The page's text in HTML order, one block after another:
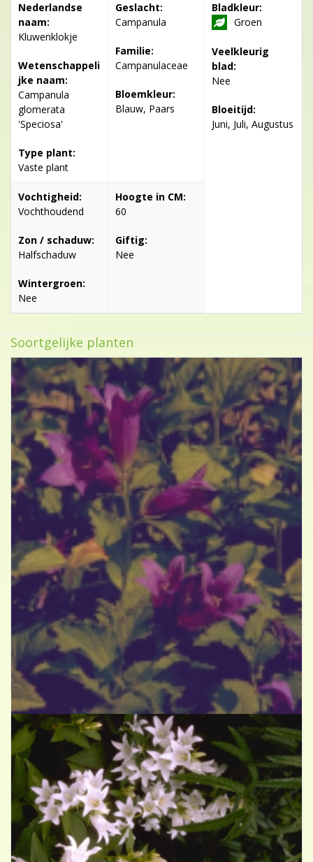
Nederlandse
naam:
Kluwenklokje
Wetenschappeli
jke naam:
Campanula
glomerata
'Speciosa'
Type plant:
Vaste plant
Geslacht:
Campanula
Familie:
Campanulaceae
Bloemkleur:
Blauw, Paars
Bladkleur:
Groen
Veelkleurig
blad:
Nee
Bloeitijd:
Juni, Juli, Augustus
Vochtigheid:
Vochthoudend
Zon / schaduw:
Halfschaduw
Wintergroen:
Nee
Hoogte in CM:
60
Giftig:
Nee
Soortgelijke planten
Breed klokje
Campanula latifolia var. macrantha